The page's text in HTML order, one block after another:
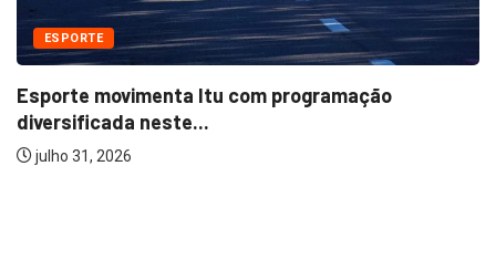
EVENTOS
Feira de Antiguidades & Curiosidades valoriza
história,...
julho 29, 2026